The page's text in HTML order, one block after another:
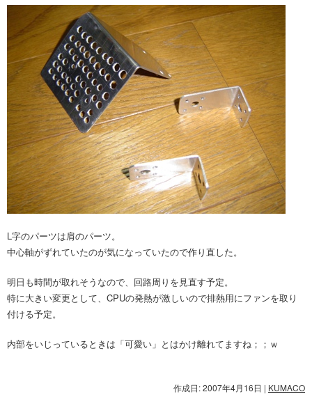
L字のパーツは肩のパーツ。
中心軸がずれていたのが気になっていたので作り直した。
明日も時間が取れそうなので、回路周りを見直す予定。
特に大きい変更として、CPUの発熱が激しいので排熱用にファンを取り
付ける予定。
内部をいじっているときは「可愛い」とはかけ離れてますね；；ｗ
作成日: 2007年4月16日 | KUMACO